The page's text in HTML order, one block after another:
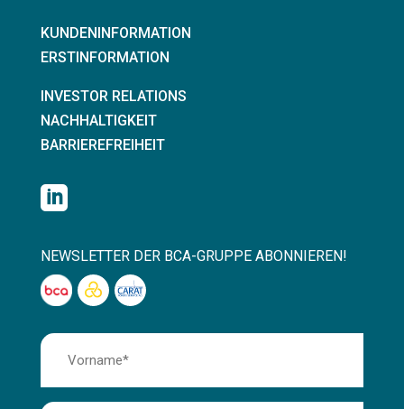
KUNDENINFORMATION
ERSTINFORMATION
INVESTOR RELATIONS
NACHHALTIGKEIT
BARRIEREFREIHEIT

NEWSLETTER DER BCA-GRUPPE ABONNIEREN!